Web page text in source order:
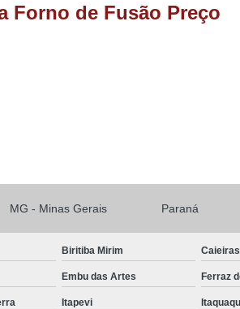
Forno para Derreter Aluminio Eletrico
para Fundir Peças de Alumínio
Forno de Fusão
Forno de Fusão
de Fusão para Zamac
Forno de
Forno para Fusão de Metais
Forno de Fusão Preço
MG - Minas Gerais Paraná
Biritiba Mirim Caieiras
Embu das Artes Ferraz
Itapevi